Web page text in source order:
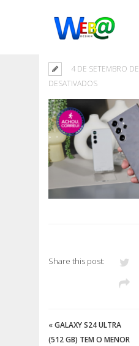
4 DE SETEMBRO
DESATIVADOSEM
Share this post:
«GALAXY S24 ULTRA
(512 GB) TEM O MENOR